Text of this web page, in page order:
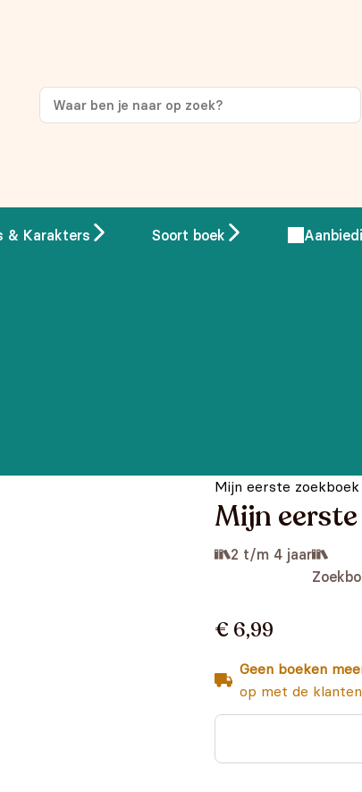
& Karakters Soort boek
Mijn eerste zoekboek
Mijn
2 t/m 4 jaar
€ 6,99
Geen boeken
op met de
op je eerste aankoop!